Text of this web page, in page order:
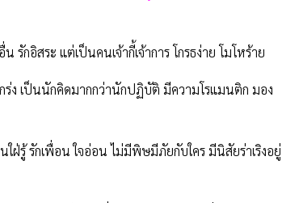
กอิสระ แต่เป็นคนเจ้ากี้เจ้าการ โกรธง่าย โมโหร้าย
ง เป็นนักคิดมากกว่านักปฏิบัติ มีความโรแมนติก มอง
รู้ รักเพื่อน ใจอ่อน ไม่มีพิษมีภัยกับใคร มีนิสัยร่าเริงอยู่